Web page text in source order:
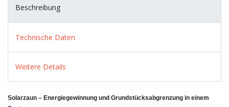
Beschreibung
Technische Daten
Weitere Details
Solarzaun – Energiegewinnung und Grundstücksabgrenzung in einem